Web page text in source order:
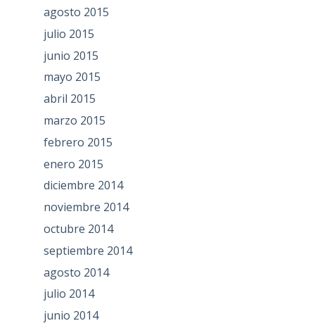
agosto 2015
julio 2015
junio 2015
mayo 2015
abril 2015
marzo 2015
febrero 2015
enero 2015
diciembre 2014
noviembre 2014
octubre 2014
septiembre 2014
agosto 2014
julio 2014
junio 2014